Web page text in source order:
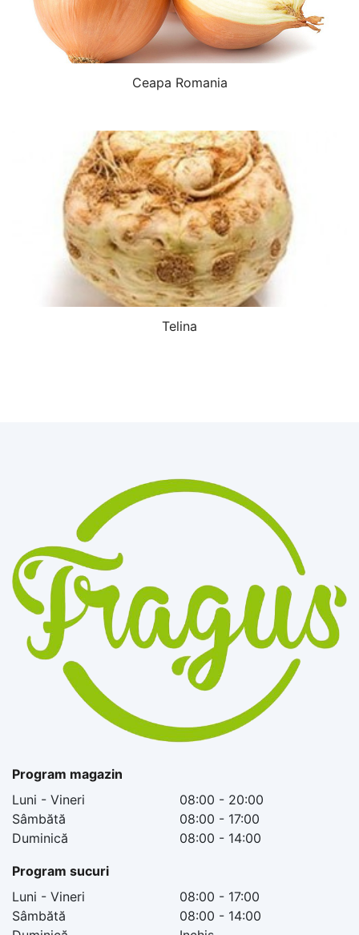
Ceapa Romania
Telina
Program magazin
Luni - Vineri
Sâmbătă
Duminică
08:00 - 20:00
08:00 - 17:00
08:00 - 14:00
Program sucuri
Luni - Vineri
Sâmbătă
08:00 - 17:00
08:00 - 14:00